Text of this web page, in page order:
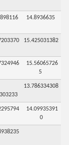
14.8936635
15.425031382
15.56065726
5
13.786334308
14.09935391
0